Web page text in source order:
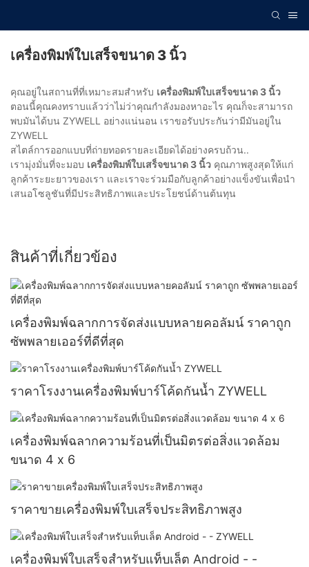
เครื่องพิมพ์ใบเสร็จขนาด 3 นิ้ว
คุณอยู่ในสถานที่ที่เหมาะสมสำหรับ เครื่องพิมพ์ใบเสร็จขนาด 3 นิ้ว
ตอนนี้คุณคงทราบแล้วว่าไม่ว่าคุณกำลังมองหาอะไร คุณก็จะสามารถ
พบมันได้บน ZYWELL อย่างแน่นอน เราขอรับประกันว่ามีมันอยู่ใน
ZYWELL
สไตล์การออกแบบที่ถ่ายทอดรายละเอียดได้อย่างครบถ้วน..
เรามุ่งมั่นที่จะมอบ เครื่องพิมพ์ใบเสร็จขนาด 3 นิ้ว คุณภาพสูงสุดให้แก่
ลูกค้าระยะยาวของเรา และเราจะร่วมมือกับลูกค้าอย่างแข็งขันเพื่อนำ
เสนอโซลูชันที่มีประสิทธิภาพและประโยชน์ด้านต้นทุน
สินค้าที่เกี่ยวข้อง
เครื่องพิมพ์ฉลากการจัดส่งแบบหลายคอลัมน์ ราคาถูก
ซัพพลายเออร์ที่ดีที่สุด
ราคาโรงงานเครื่องพิมพ์บาร์โค้ดกันน้ำ ZYWELL
เครื่องพิมพ์ฉลากความร้อนที่เป็นมิตรต่อสิ่งแวดล้อม
ขนาด 4 x 6
ราคาขายเครื่องพิมพ์ใบเสร็จประสิทธิภาพสูง
เครื่องพิมพ์ใบเสร็จสำหรับแท็บเล็ต Android - -